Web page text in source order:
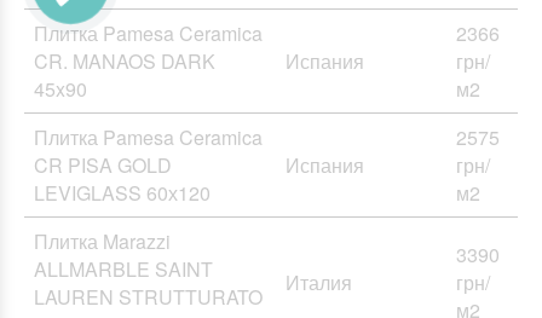
Плитка Pamesa Ceramica
CR. MANAOS DARK
45x90
Испания
2366
грн/
м2
Плитка Pamesa Ceramica
CR PISA GOLD
LEVIGLASS 60х120
Испания
2575
грн/
м2
Плитка Marazzi
ALLMARBLE SAINT
LAUREN STRUTTURATO
Италия
3390
грн/
м2